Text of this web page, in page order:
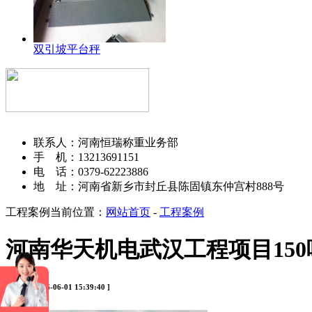
双引坡平台秤
联系人：河南恒瑞称重业务部
手 机：13213691151
电 话：0379-62223886
地 址：河南省新乡市封丘县陈固镇东仲宫村888号
工程案例 当前位置： 网站首页 - 工程案例
河南华天机电武汉工程项目
[ 时间：2026-06-01 15:39:40 ]